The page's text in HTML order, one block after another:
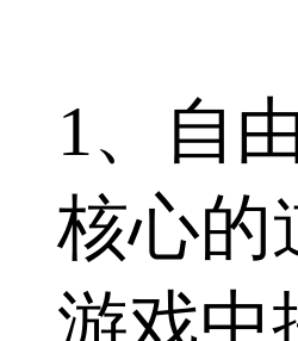
1、自
核心的
游戏中